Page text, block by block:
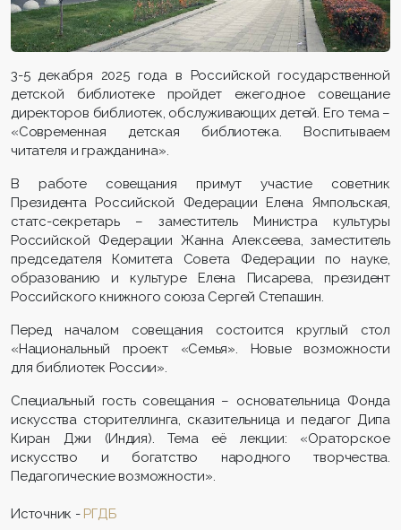
3-5 декабря 2025 года в Российской государственной
детской библиотеке пройдет ежегодное совещание
директоров библиотек, обслуживающих детей. Его тема –
«Современная детская библиотека. Воспитываем
читателя и гражданина».
В работе совещания примут участие советник
Президента Российской Федерации Елена Ямпольская,
статс-секретарь – заместитель Министра культуры
Российской Федерации Жанна Алексеева, заместитель
председателя Комитета Совета Федерации по науке,
образованию и культуре Елена Писарева, президент
Российского книжного союза Сергей Степашин.
Перед началом совещания состоится круглый стол
«Национальный проект «Семья». Новые возможности
для библиотек России».
Специальный гость совещания – основательница Фонда
искусства сторителлинга, сказительница и педагог Дипа
Киран Джи (Индия). Тема её лекции: «Ораторское
искусство и богатство народного творчества.
Педагогические возможности».
Источник - РГДБ